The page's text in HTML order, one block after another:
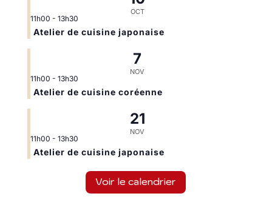
OCT
11h00 - 13h30
Atelier de cuisine japonaise
7
NOV
11h00 - 13h30
Atelier de cuisine coréenne
21
NOV
11h00 - 13h30
Atelier de cuisine japonaise
Voir le calendrier